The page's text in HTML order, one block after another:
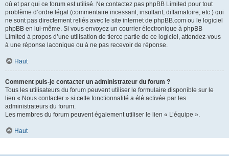
où et par qui ce forum est utilisé. Ne contactez pas phpBB Limited pour tout
problème d’ordre légal (commentaire incessant, insultant, diffamatoire, etc.) qui
ne sont pas directement reliés avec le site internet de phpBB.com ou le logiciel
phpBB en lui-même. Si vous envoyez un courrier électronique à phpBB
Limited à propos d’une utilisation de tierce partie de ce logiciel, attendez-vous
à une réponse laconique ou à ne pas recevoir de réponse.
Haut
Comment puis-je contacter un administrateur du forum ?
Tous les utilisateurs du forum peuvent utiliser le formulaire disponible sur le
lien « Nous contacter » si cette fonctionnalité a été activée par les
administrateurs du forum.
Les membres du forum peuvent également utiliser le lien « L’équipe ».
Haut